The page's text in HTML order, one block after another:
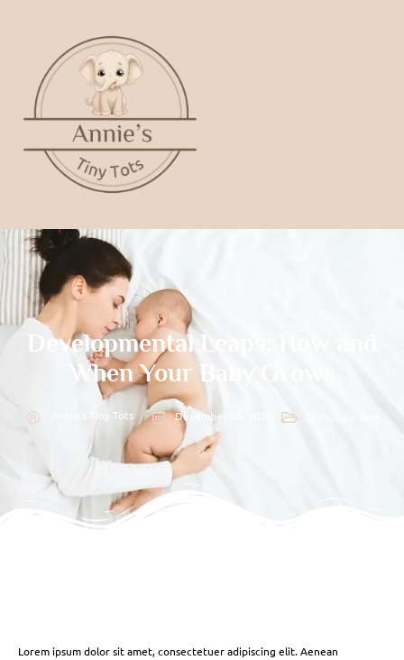
Developmental Leaps: How and
When Your Baby Grows
Annie's Tiny Tots December 23, 2025
Lorem ipsum dolor sit amet, consectetuer adipiscing elit. Aenean